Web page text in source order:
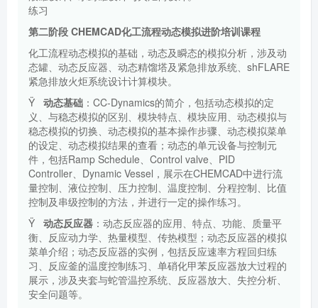
练习
第二阶段 CHEMCAD化工流程动态模拟进阶培训课程
化工流程动态模拟的基础，动态及瞬态的模拟分析，涉及动
态罐、动态反应器、动态精馏塔及紧急排放系统、 shFLARE
紧急排放火炬系统设计计算模块。
Ÿ 动态基础 ： CC-Dynamics的简介，包括动态模拟的定
义、与稳态模拟的区别、模块特点、模块应用、动态模拟与
稳态模拟的切换、动态模拟的基本操作步骤、动态模拟菜单
的设定、动态模拟结果的查看；动态的单元设备与控制元
件，包括Ramp Schedule Control valve
PID
Controller
Dynamic Vessel ，展示在CHEMCAD中进行流
量控制、液位控制、压力控制、温度控制、分程控制、比值
控制及串级控制的方法，并进行一定的操作练习。
Ÿ 动态反应器 ：动态反应器的应用、特点、功能、质量平
衡、反应动力学、热量模型、传热模型；动态反应器的模拟
菜单介绍；动态反应器的实例，包括反应速率方程回归练
习、反应釜的温度控制练习、单硝化甲苯反应器放大过程的
展示，涉及夹套与蛇管温控系统、反应器放大、失控分析、
安全问题等。